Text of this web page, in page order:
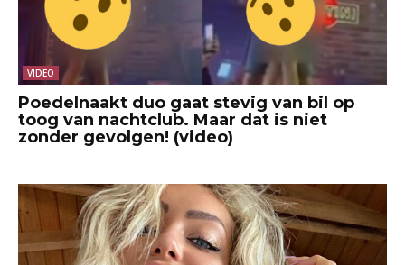
VIDEO
Poedelnaakt duo gaat stevig van bil op
toog van nachtclub. Maar dat is niet
zonder gevolgen! (video)